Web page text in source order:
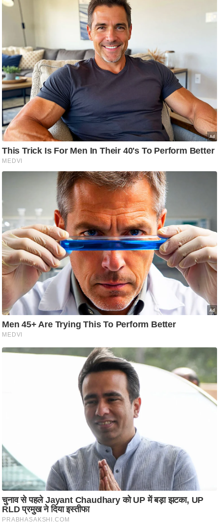
भू
ए
म
.
आ
र
.
आ
ई
.
स
मी
क्षा
ध
र्म
ज्यो
ति
ष
प्र
भु
व्र
त
त्यो
हा
र